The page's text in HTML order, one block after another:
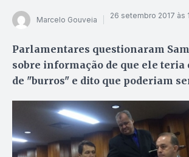
Marcelo Gouveia 26 setembro 2017 às
Parlamentares questionaram
sobre informação de que ele teria
de "burros" e dito que poderiam